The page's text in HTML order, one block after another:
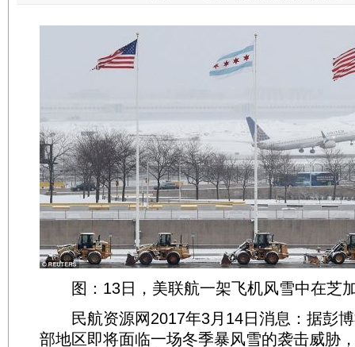
图：13日，美联航一架飞机风雪中在芝
民航资源网2017年3月14日消息：据彭博
部地区即将面临一场冬季暴风雪的袭击威胁